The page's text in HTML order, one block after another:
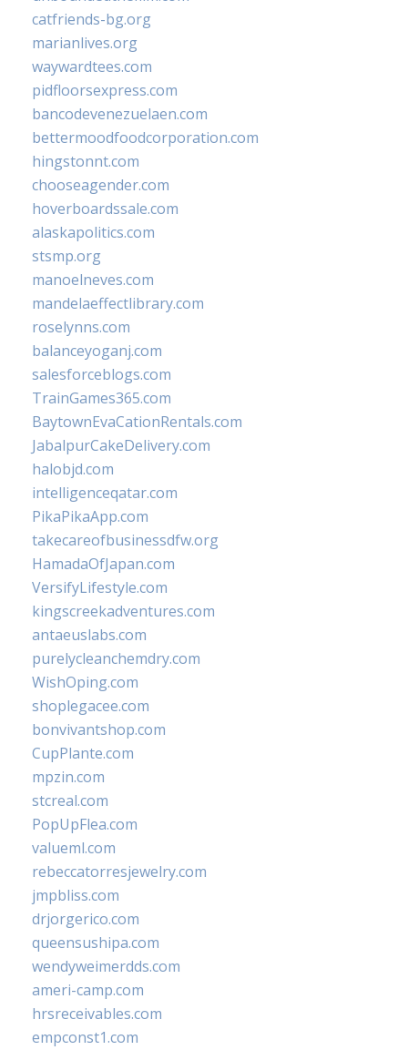
catfriends-bg.org
marianlives.org
waywardtees.com
pidfloorsexpress.com
bancodevenezuelaen.com
bettermoodfoodcorporation.com
hingstonnt.com
chooseagender.com
hoverboardssale.com
alaskapolitics.com
stsmp.org
manoelneves.com
mandelaeffectlibrary.com
roselynns.com
balanceyoganj.com
salesforceblogs.com
TrainGames365.com
BaytownEvaCationRentals.com
JabalpurCakeDelivery.com
halobjd.com
intelligenceqatar.com
PikaPikaApp.com
takecareofbusinessdfw.org
HamadaOfJapan.com
VersifyLifestyle.com
kingscreekadventures.com
antaeuslabs.com
purelycleanchemdry.com
WishOping.com
shoplegacee.com
bonvivantshop.com
CupPlante.com
mpzin.com
stcreal.com
PopUpFlea.com
valueml.com
rebeccatorresjewelry.com
jmpbliss.com
drjorgerico.com
queensushipa.com
wendyweimerdds.com
ameri-camp.com
hrsreceivables.com
empconst1.com